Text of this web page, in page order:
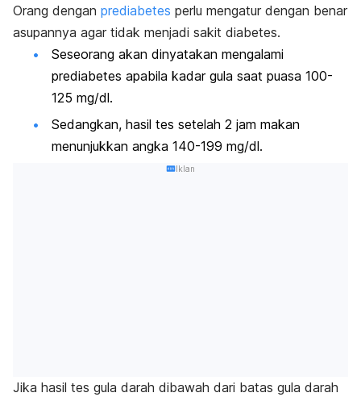
Orang dengan prediabetes perlu mengatur dengan benar
asupannya agar tidak menjadi sakit diabetes.
Seseorang akan dinyatakan mengalami
prediabetes apabila kadar gula saat puasa 100-
125 mg/dl.
Sedangkan, hasil tes setelah 2 jam makan
menunjukkan angka 140-199 mg/dl.
Iklan
Jika hasil tes gula darah dibawah dari batas gula darah